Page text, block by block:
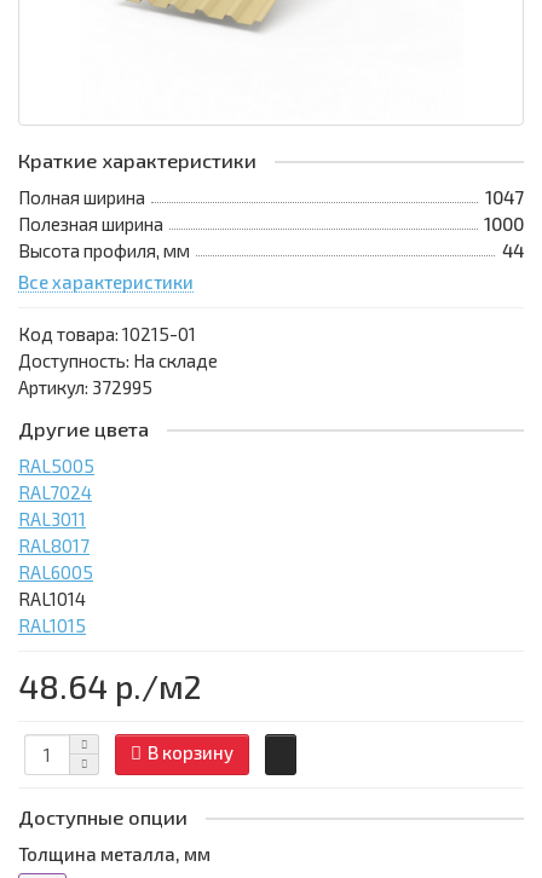
Краткие характеристики
Полная ширина
1047
Полезная ширина
1000
Высота профиля, мм
44
Все характеристики
Код товара: 10215-01
Доступность: На складе
Артикул: 372995
Другие цвета
RAL5005
RAL7024
RAL3011
RAL8017
RAL6005
RAL1014
RAL1015
48.64 р./м2
В корзину
Доступные опции
Толщина металла, мм